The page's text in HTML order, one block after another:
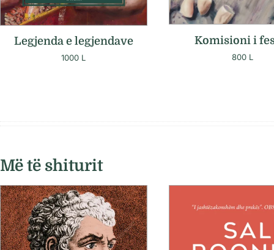
Legjenda e legjendave
1000 L
Komisioni i
800 L
Më të shiturit